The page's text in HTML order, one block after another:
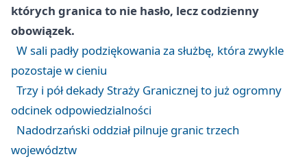
których granica to nie hasło, lecz codzienny
obowiązek.
W sali padły podziękowania za służbę, która zwykle
pozostaje w cieniu
Trzy i pół dekady Straży Granicznej to już ogromny
odcinek odpowiedzialności
Nadodrzański oddział pilnuje granic trzech
województw